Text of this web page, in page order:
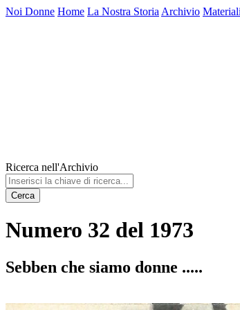
Noi Donne Home La Nostra Storia Archivio Materiali
Ricerca nell'Archivio
Cerca
Numero 32 del 1973
Sebben che siamo donne .....